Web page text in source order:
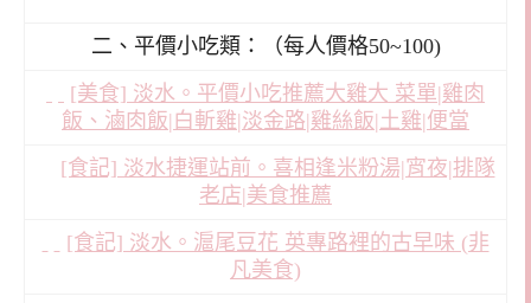
二、平價小吃類：（每人價格50~100)
[美食] 淡水。平價小吃推薦大雞大 菜單|雞肉
飯、滷肉飯|白斬雞|淡金路|雞絲飯|土雞|便當
[食記] 淡水捷運站前。喜相逢米粉湯|宵夜|排隊
老店|美食推薦
[食記] 淡水。滬尾豆花 英專路裡的古早味 (非
凡美食)